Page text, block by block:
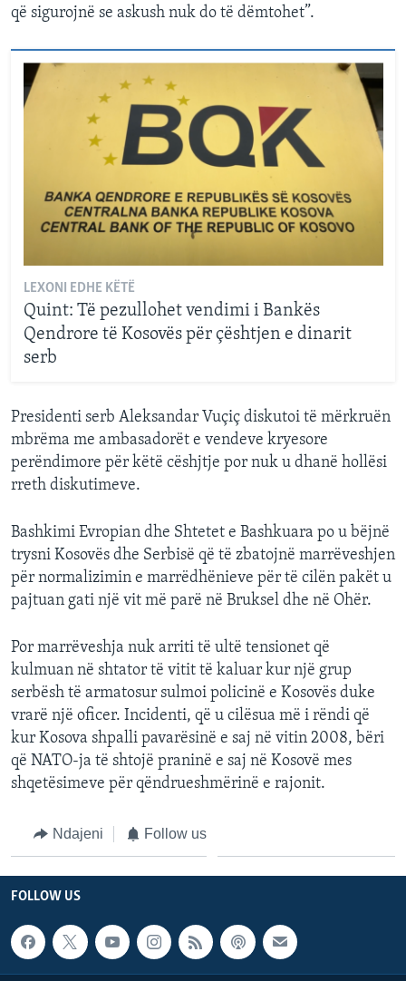
që sigurojnë se askush nuk do të dëmtohet”.
LEXONI EDHE KËTË
Quint: Të pezullohet vendimi i Bankës
Qendrore të Kosovës për çështjen e dinarit
serb
Presidenti serb Aleksandar Vuçiç diskutoi të mërkruën
mbrëma me ambasadorët e vendeve kryesore
perëndimore për këtë cëshjtje por nuk u dhanë hollësi
rreth diskutimeve.
Bashkimi Evropian dhe Shtetet e Bashkuara po u bëjnë
trysni Kosovës dhe Serbisë që të zbatojnë marrëveshjen
për normalizimin e marrëdhënieve për të cilën pakët u
pajtuan gati një vit më parë në Bruksel dhe në Ohër.
Por marrëveshja nuk arriti të ultë tensionet që
kulmuan në shtator të vitit të kaluar kur një grup
serbësh të armatosur sulmoi policinë e Kosovës duke
vrarë një oficer. Incidenti, që u cilësua më i rëndi që
kur Kosova shpalli pavarësinë e saj në vitin 2008, bëri
që NATO-ja të shtojë praninë e saj në Kosovë mes
shqetësimeve për qëndrueshmërinë e rajonit.
Ndajeni Follow us
FOLLOW US